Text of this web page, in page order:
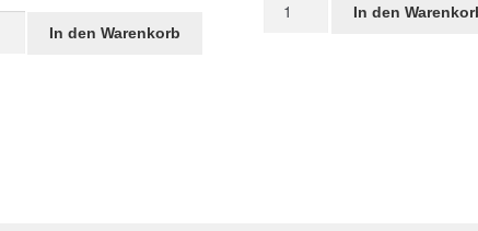
In den Warenkorb
In den